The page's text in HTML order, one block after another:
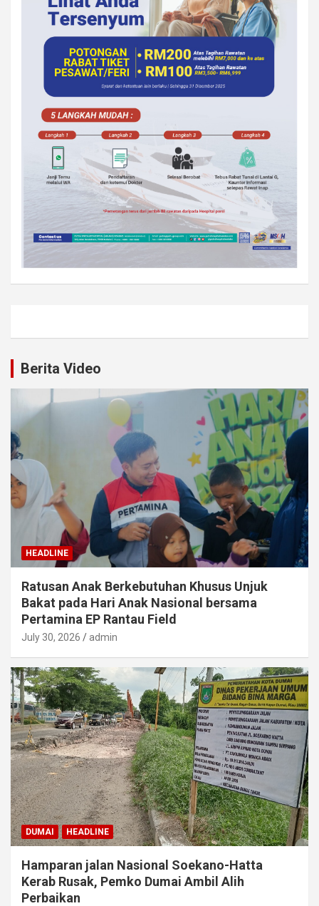
Berita Video
HEADLINE
Ratusan Anak Berkebutuhan Khusus Unjuk
Bakat pada Hari Anak Nasional bersama
Pertamina EP Rantau Field
July 30, 2026 admin
DUMAI HEADLINE
Hamparan jalan Nasional Soekano-Hatta
Kerab Rusak, Pemko Dumai Ambil Alih
Perbaikan